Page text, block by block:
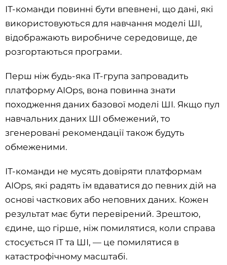
ІТ-команди повинні бути впевнені, що дані, які
використовуються для навчання моделі ШІ,
відображають виробниче середовище, де
розгортаються програми.
Перш ніж будь-яка ІТ-група запровадить
платформу AIOps, вона повинна знати
походження даних базової моделі ШІ. Якщо пул
навчальних даних ШІ обмежений, то
згенеровані рекомендації також будуть
обмеженими.
ІТ-команди не мусять довіряти платформам
AIOps, які радять їм вдаватися до певних дій на
основі часткових або неповних даних. Кожен
результат має бути перевірений. Зрештою,
єдине, що гірше, ніж помилятися, коли справа
стосується ІТ та ШІ, — це помилятися в
катастрофічному масштабі.